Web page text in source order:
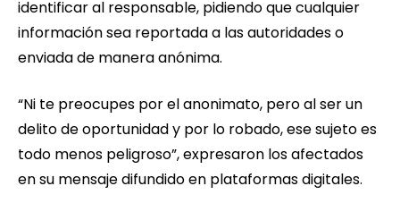
identificar al responsable, pidiendo que cualquier
información sea reportada a las autoridades o
enviada de manera anónima.
“Ni te preocupes por el anonimato, pero al ser un
delito de oportunidad y por lo robado, ese sujeto es
todo menos peligroso”, expresaron los afectados
en su mensaje difundido en plataformas digitales.